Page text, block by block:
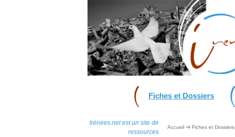
Fiches et Dossiers
Irénées.net est un site de
ressources
Accueil Fiches et Dossiers